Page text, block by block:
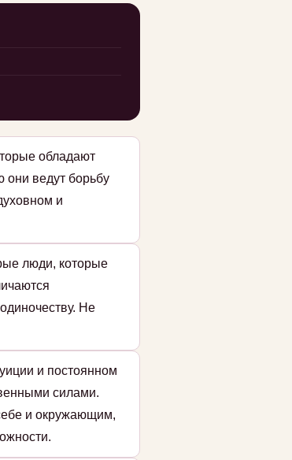
обладают
они ведут борьбу
и
люди, которые
Не
и постоянном
силами.
и окружающим,